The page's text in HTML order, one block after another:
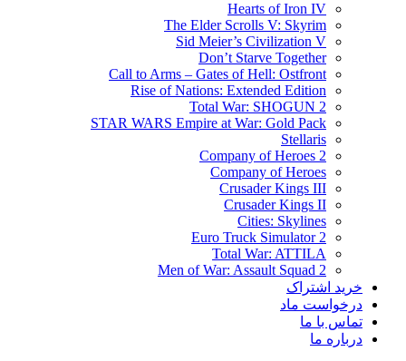
Hearts of Iron IV
The Elder Scrolls V: Skyrim
Sid Meier’s Civilization V
Don’t Starve Together
Call to Arms – Gates of Hell: Ostfront
Rise of Nations: Extended Edition
Total War: SHOGUN 2
STAR WARS Empire at War: Gold Pack
Stellaris
Company of Heroes 2
Company of Heroes
Crusader Kings III
Crusader Kings II
Cities: Skylines
Euro Truck Simulator 2
Total War: ATTILA
Men of War: Assault Squad 2
خرید اشتراک
درخواست ماد
تماس با ما
درباره ما